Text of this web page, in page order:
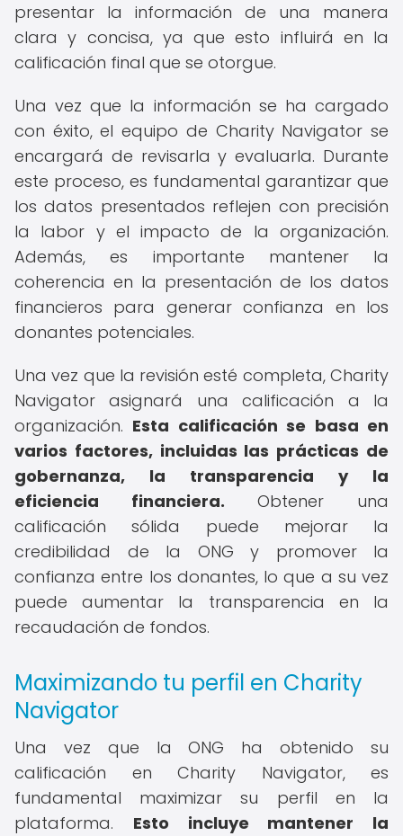
presentar la información de una manera
clara y concisa, ya que esto influirá en la
calificación final que se otorgue.
Una vez que la información se ha cargado
con éxito, el equipo de Charity Navigator se
encargará de revisarla y evaluarla. Durante
este proceso, es fundamental garantizar que
los datos presentados reflejen con precisión
la labor y el impacto de la organización.
Además, es importante mantener la
coherencia en la presentación de los datos
financieros para generar confianza en los
donantes potenciales.
Una vez que la revisión esté completa, Charity
Navigator asignará una calificación a la
organización. Esta calificación se basa en
varios factores, incluidas las prácticas de
gobernanza, la transparencia y la
eficiencia financiera. Obtener una
calificación sólida puede mejorar la
credibilidad de la ONG y promover la
confianza entre los donantes, lo que a su vez
puede aumentar la transparencia en la
recaudación de fondos.
Maximizando tu perfil en Charity
Navigator
Una vez que la ONG ha obtenido su
calificación en Charity Navigator, es
fundamental maximizar su perfil en la
plataforma. Esto incluye mantener la